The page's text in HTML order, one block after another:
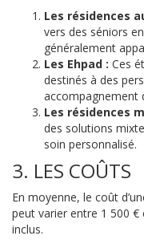
Les résidences
vers des séniors
généralement
Les Ehpad : Ces
destinés à des
accompagnement
Les résidences
des solutions
soin personnalisé.
3. LES COÛTS
En moyenne, le coût
peut varier entre 1 500 €
inclus.